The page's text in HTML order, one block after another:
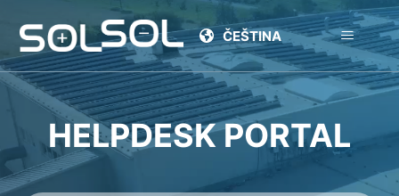
ČEŠTINA
HELPDESK PORTAL